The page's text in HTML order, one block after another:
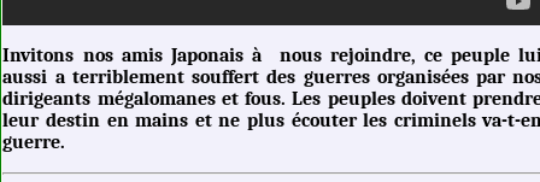
Invitons nos amis Japonais à nous rejoindre, ce peuple
aussi a terriblement souffert des guerres organisées par
dirigeants mégalomanes et fous. Les peuples doivent
leur destin en mains et ne plus écouter les criminels va-t-
guerre.